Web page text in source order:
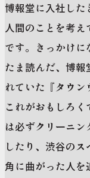
博報堂に入社した
人間のことを考え
です。きっかけに
たま読んだ、博報
れていた『タウン
これがおもしろ
は必ずクリーニ
したり、渋谷の
角に曲がった人